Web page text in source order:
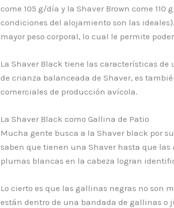
come 105 g/día y la Shaver Brown come
condiciones del alojamiento son las
mayor peso corporal, lo cual le permite
La Shaver Black tiene las características
de crianza balanceada de Shaver, es
comerciales de producción avícola.
La Shaver Black como Gallina de Patio
Mucha gente busca a la Shaver black por
saben que tienen una Shaver hasta que las
plumas blancas en la cabeza logran
Lo cierto es que las gallinas negras no son
están dentro de una bandada de gallinas o